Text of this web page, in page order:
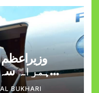
ہمراہ
BUKHARI